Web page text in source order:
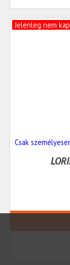
Jelenleg nem
Csak